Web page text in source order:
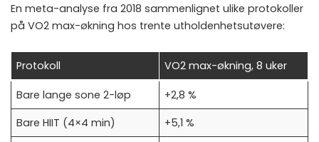
En meta-analyse fra 2018 sammenlignet ulike protokoller
på VO2 max-økning hos trente utholdenhetsutøvere:
Protokoll VO2 max-økning, 8 uker
Bare lange sone 2-løp
+2,8 %
Bare HIIT (4×4 min)
+5,1 %